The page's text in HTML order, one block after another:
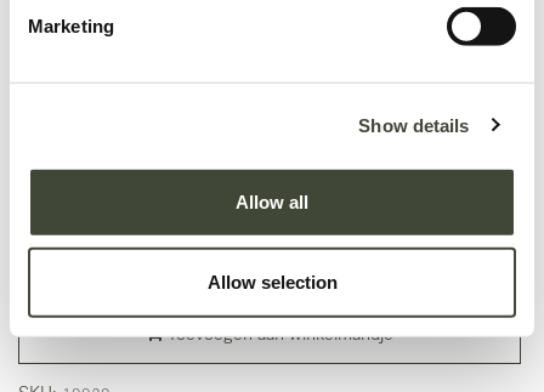
Marketing
Show details
Allow all
Allow selection
Gebruik Ethnicraft Indoor/Outdoor Textile Cleaner om alle stoffen en textiel
te onderhouden. De formule is speciaal ontworpen om vuil en vlekken veilig
buitenstoffen en stoffering. Volg altijd de specifieke onderhoudsinstructies
voor het textielartikel naast de gebruiksaanwijzing op de fles. Op waterbasis
Toevoegen aan winkelmandje